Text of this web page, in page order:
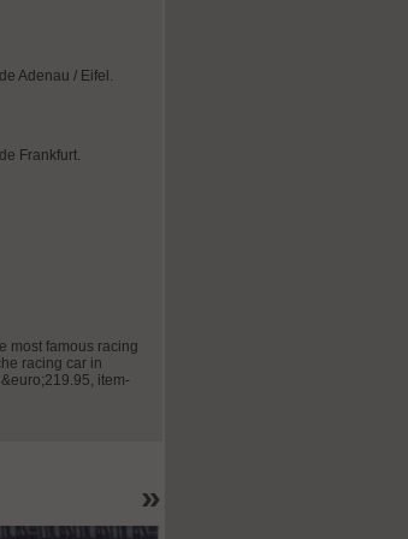
Adenau / Eifel.
Frankfurt.
most famous racing
racing car in
item-
»